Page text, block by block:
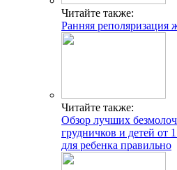
Читайте также:
Ранняя реполяризация
Читайте также:
Обзор лучших
грудничков и детей от
для ребенка правильно